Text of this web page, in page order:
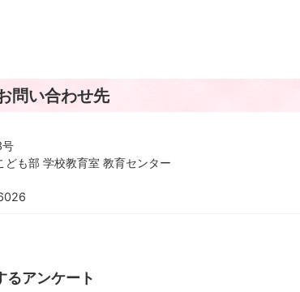
問い合わせ先
号
も部 学校教育室 教育センター
るアンケート